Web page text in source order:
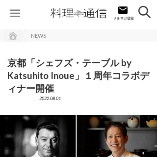
NEWS
京都「シェフズ・テーブル by
Katsuhito Inoue」１周年コラボデ
ィナー開催
2022.08.01